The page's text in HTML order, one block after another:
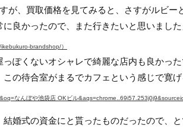
が、買取価格を見てみると、さすがルビ
良かったので、また行きたいと思いました
brandshop/）
ぽくないオシャレで綺麗な店内も良かっ
の待合室がまるでカフェという感じで寛げ
なんぼや池袋店 OKビル
結婚式の資金にと貰ったものだったので、